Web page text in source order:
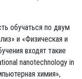
обучаться по двум
и «Физическая и
входят такие
nanotechnology in
химия»,